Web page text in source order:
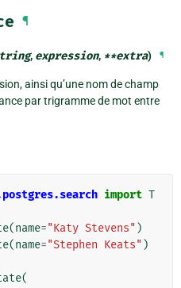
¶
, expression, **extra) ¶
ainsi qu’une nom de champ
par trigramme de mot entre
import T
(name="Katy Stevens" )
(name="Stephen Keats" )
(